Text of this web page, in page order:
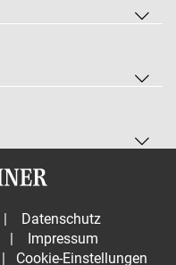
|
Datenschutz
|
Impressum
| Cookie-Einstellungen